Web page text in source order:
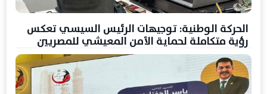
الحركة الوطنية: توجيهات الرئيس السيسي تعكس
رؤية متكاملة لحماية الأمن المعيشي للمصريين